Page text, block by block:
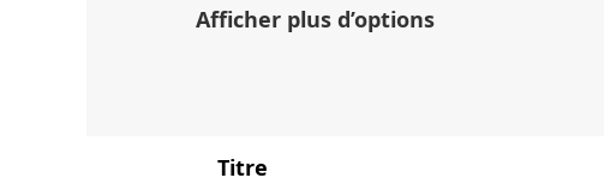
Afficher plus d’options
Titre